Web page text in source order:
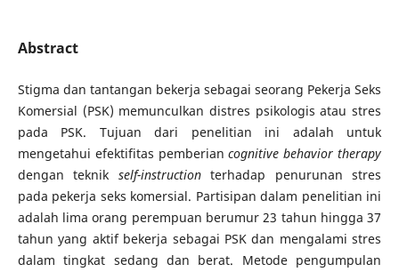
Abstract
Stigma dan tantangan bekerja sebagai seorang Pekerja Seks
Komersial (PSK) memunculkan distres psikologis atau stres
pada PSK. Tujuan dari penelitian ini adalah untuk
mengetahui efektifitas pemberiancognitive behavior therapy
dengan teknik self-instructionterhadap penurunan stres
pada pekerja seks komersial. Partisipan dalam penelitian ini
adalah lima orang perempuan berumur 23 tahun hingga 37
tahun yang aktif bekerja sebagai PSK dan mengalami stres
dalam tingkat sedang dan berat. Metode pengumpulan